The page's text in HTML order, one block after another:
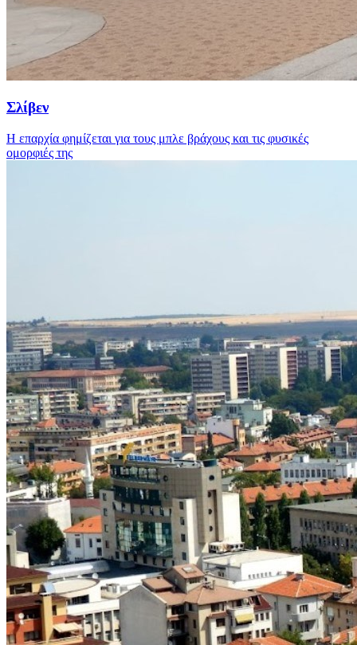
Σλίβεν
Η επαρχία φημίζεται για τους μπλε βράχους και τις φυσικές
ομορφιές της